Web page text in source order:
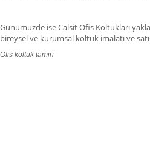
Günümüzde ise Calsit Ofis Koltukları
bireysel ve kurumsal koltuk imalatı ve
Ofis koltuk tamiri